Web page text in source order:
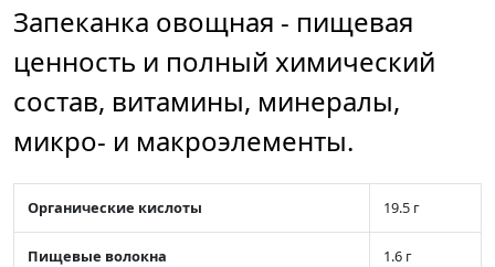
Запеканка овощная - пищевая
ценность и полный химический
состав, витамины, минералы,
микро- и макроэлементы.
Органические кислоты 19.5 г
Пищевые волокна 1.6 г